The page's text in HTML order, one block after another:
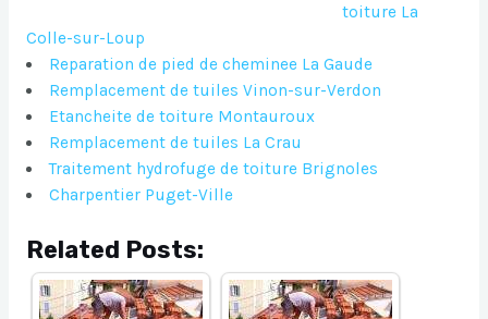
toiture La
Colle-sur-Loup
Reparation de pied de cheminee La Gaude
Remplacement de tuiles Vinon-sur-Verdon
Etancheite de toiture Montauroux
Remplacement de tuiles La Crau
Traitement hydrofuge de toiture Brignoles
Charpentier Puget-Ville
Related Posts: